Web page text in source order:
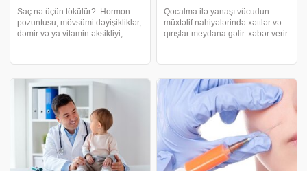
Saç nə üçün tökülür?. Hormon
pozuntusu, mövsümi dəyişikliklər,
dəmir və ya vitamin əksikliyi,
böyüklərdə gündə təxminən 50-
100 ədəd tük tökülməsi norma
Qocalma ilə yanaşı vücudun
müxtəlif nahiyələrində xəttlər və
qırışlar meydana gəlir. xəbər verir
yaxşılaşmasında dermal dolğu
maddə istifadə edilə bilər. Bu, üz
nahiyəsind